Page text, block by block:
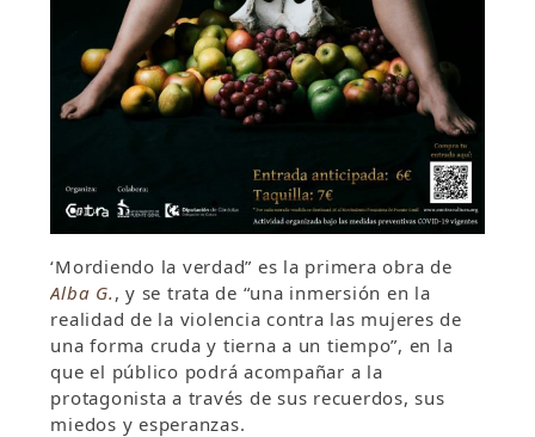
‘Mordiendo la verdad” es la primera obra de
Alba G. , y se trata de “una inmersión en la
realidad de la violencia contra las mujeres de
una forma cruda y tierna a un tiempo”, en la
que el público podrá acompañar a la
protagonista a través de sus recuerdos, sus
miedos y esperanzas.